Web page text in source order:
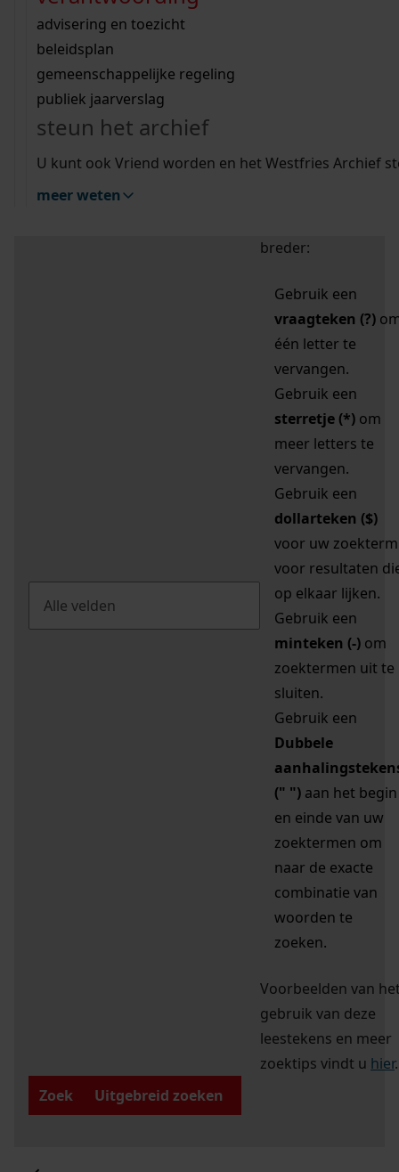
bouwvergunningen
omgevingsvergunningen
vergunningen
beeld en geluid
uitleg nodig?
Wij helpen u op weg met een aantal zoektips.
bekijk alle zoektips
Wij helpen u op weg met een aantal zoektips.
bekijk alle zoektips
bekijk ons geschiedenislokaal
advisering en toezicht
beleidsplan
gemeenschappelijke regeling
publiek jaarverslag
steun het archief
U kunt ook Vriend worden en het Westfries Archief
meer weten
zoektips
Mijn Studiezaal (inloggen)
uw zoekopdracht te
breder:
Gebruik een
vraagteken (?)
één letter te
vervangen.
Gebruik een
sterretje (*) om
meer letters te
vervangen.
Gebruik een
dollarteken ($)
voor uw zoekterm
voor resultaten
op elkaar lijken.
Gebruik een
minteken (-) om
zoektermen uit te
sluiten.
Gebruik een
Dubbele
(" ") aan het begin
en einde van uw
zoektermen om
naar de exacte
combinatie van
woorden te
zoeken.
Voorbeelden van
gebruik van deze
leestekens en meer
zoektips vindt u hier.
Zoek
Uitgebreid zoeken